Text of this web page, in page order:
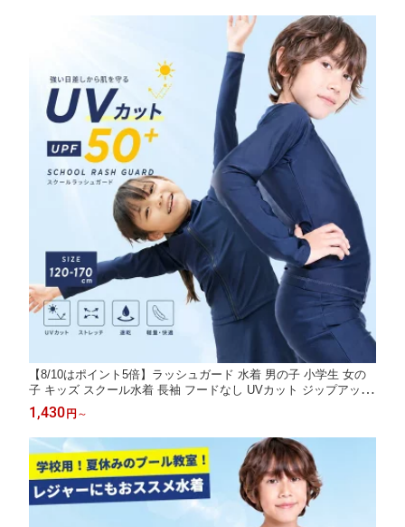
【8/10はポイント5倍】ラッシュガード 水着 男の子 小学生 女の
子 キッズ スクール水着 長袖 フードなし UVカット ジップアップ
中学生 水着 スク水 子供 学校用 120 130 140 150 160 170 学校 競
泳 水泳 授業用 スクール用水着 幼児 男子 女子 小学校 855479
1,430円 ～